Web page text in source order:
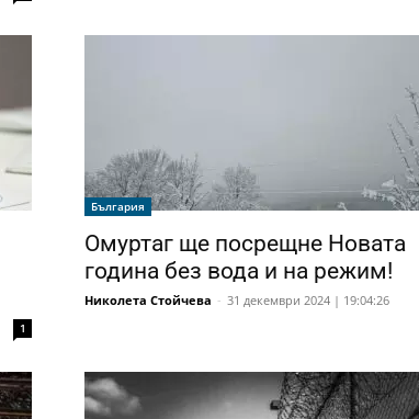
1
България
Омуртаг ще посрещне Новата
година без вода и на режим!
Николета Стойчева - 31 декември 2024 | 19:04:26